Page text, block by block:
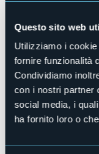
Questo sito web
Utilizziamo i
fornire funzionalità
Condividiamo
con i nostri partner
social media, i
ha fornito loro o
503249)
“Tutto sulle
Verbania Garden
Camelia.
Mostra mercato
Informazioni :
0323 503249 e +39